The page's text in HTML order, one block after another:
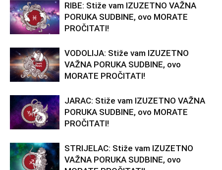
RIBE: Stiže vam IZUZETNO VAŽNA
PORUKA SUDBINE, ovo MORATE
PROČITATI!
VODOLIJA: Stiže vam IZUZETNO
VAŽNA PORUKA SUDBINE, ovo
MORATE PROČITATI!
JARAC: Stiže vam IZUZETNO VAŽNA
PORUKA SUDBINE, ovo MORATE
PROČITATI!
STRIJELAC: Stiže vam IZUZETNO
VAŽNA PORUKA SUDBINE, ovo